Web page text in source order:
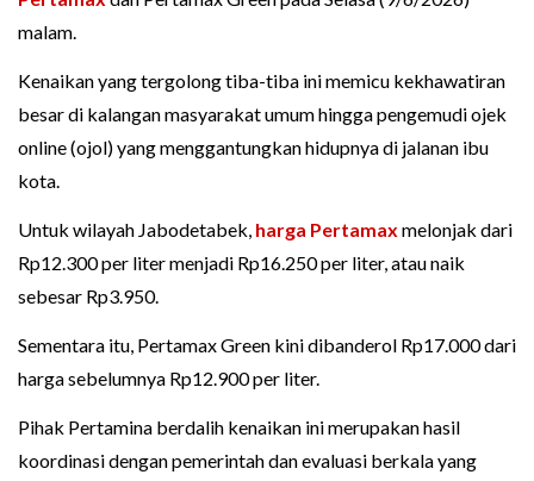
malam.
Kenaikan yang tergolong tiba-tiba ini memicu kekhawatiran
besar di kalangan masyarakat umum hingga pengemudi ojek
online (ojol) yang menggantungkan hidupnya di jalanan ibu
kota.
Untuk wilayah Jabodetabek, harga Pertamax melonjak dari
Rp12.300 per liter menjadi Rp16.250 per liter, atau naik
sebesar Rp3.950.
Sementara itu, Pertamax Green kini dibanderol Rp17.000 dari
harga sebelumnya Rp12.900 per liter.
Pihak Pertamina berdalih kenaikan ini merupakan hasil
koordinasi dengan pemerintah dan evaluasi berkala yang